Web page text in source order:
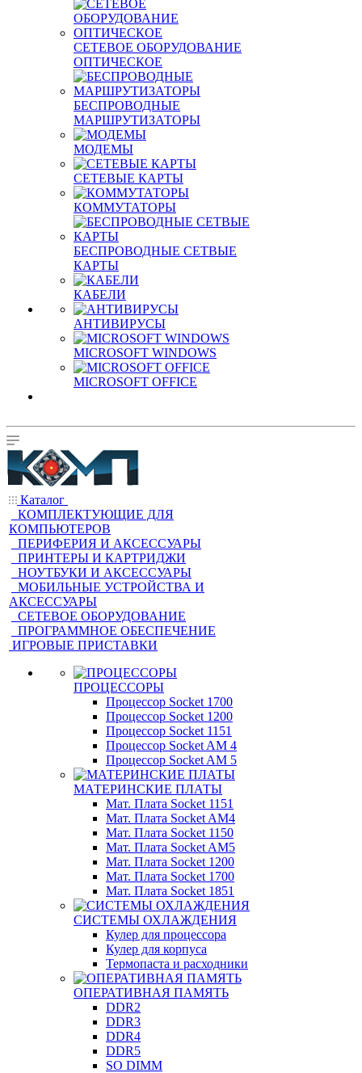
СЕТЕВОЕ ОБОРУДОВАНИЕ
ОПТИЧЕСКОЕ
БЕСПРОВОДНЫЕ
МАРШРУТИЗАТОРЫ
МОДЕМЫ
СЕТЕВЫЕ КАРТЫ
КОММУТАТОРЫ
БЕСПРОВОДНЫЕ СЕТВЫЕ
КАРТЫ
КАБЕЛИ
АНТИВИРУСЫ
MICROSOFT WINDOWS
MICROSOFT OFFICE
Каталог
КОМПЛЕКТУЮЩИЕ ДЛЯ
КОМПЬЮТЕРОВ
ПЕРИФЕРИЯ И АКСЕССУАРЫ
ПРИНТЕРЫ И КАРТРИДЖИ
НОУТБУКИ И АКСЕССУАРЫ
МОБИЛЬНЫЕ УСТРОЙСТВА И
АКСЕССУАРЫ
СЕТЕВОЕ ОБОРУДОВАНИЕ
ПРОГРАММНОЕ ОБЕСПЕЧЕНИЕ
ИГРОВЫЕ ПРИСТАВКИ
ПРОЦЕССОРЫ
Процессор Socket 1700
Процессор Socket 1200
Процессор Socket 1151
Процессор Socket AM 4
Процессор Socket AM 5
МАТЕРИНСКИЕ ПЛАТЫ
Мат. Плата Socket 1151
Мат. Плата Socket AM4
Мат. Плата Socket 1150
Мат. Плата Socket AM5
Мат. Плата Socket 1200
Мат. Плата Socket 1700
Мат. Плата Socket 1851
СИСТЕМЫ ОХЛАЖДЕНИЯ
Кулер для процессора
Кулер для корпуса
Термопаста и расходники
ОПЕРАТИВНАЯ ПАМЯТЬ
DDR2
DDR3
DDR4
DDR5
SO DIMM